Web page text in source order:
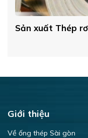
Sản xuất Thép
Giới thiệu
Về ống thép Sài gòn